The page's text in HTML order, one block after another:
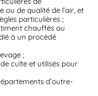
ou de qualité de l’air, et
particulières ;
chauffés ou
à un procédé
;
culte et utilisés pour
d’outre-